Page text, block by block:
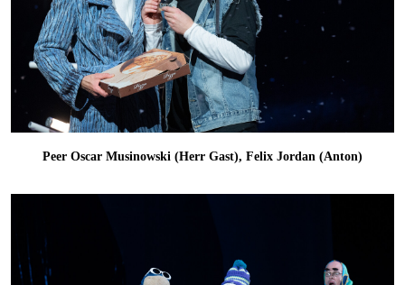
Peer Oscar Musinowski (Herr Gast), Felix Jordan (Anton)